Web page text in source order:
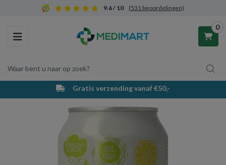
9.6 / 10 (531 beoordelingen)
Toggle navigation
Waar bent u naar op zoek?
0
Winkelwagen
Uw winkelwagen is leeg.
Vul hem met producten.
Gratis verzending vanaf €50,-